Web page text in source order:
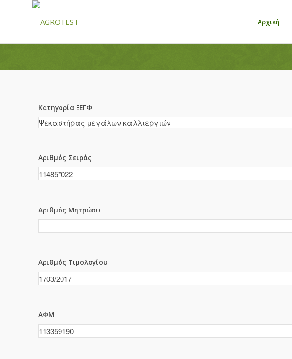
Αρχική
Κατηγορία ΕΕΓΦ
Αριθμός Σειράς
Αριθμός Μητρώου
Αριθμός Τιμολογίου
ΑΦΜ